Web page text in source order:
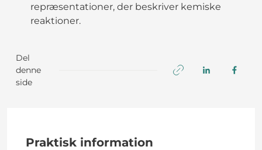
repræsentationer, der beskriver kemiske
reaktioner.
Del
denne
side
Praktisk information